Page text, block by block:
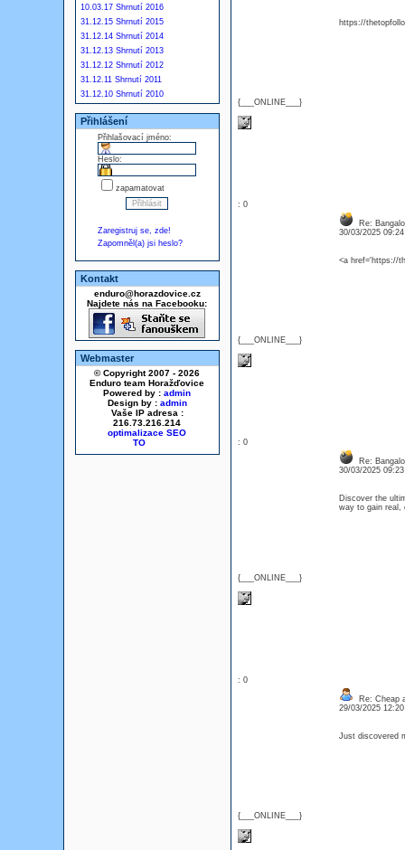
10.03.17 Shrnutí 2016
31.12.15 Shrnutí 2015
31.12.14 Shrnutí 2014
31.12.13 Shrnutí 2013
31.12.12 Shrnutí 2012
31.12.11 Shrnutí 2011
31.12.10 Shrnutí 2010
Přihlášení
Přihlašovací jméno:
Heslo:
zapamatovat
Zaregistruj se, zde!
Zapomněl(a) jsi heslo?
Kontakt
enduro@horazdovice.cz
Najdete nás na Facebooku:
Webmaster
© Copyright 2007 - 2026
Enduro team Horažďovice
Powered by : admin
Design by : admin
Vaše IP adresa :
216.73.216.214
optimalizace SEO
{___ONLINE___}
https://
: 0
{___ONLINE___}
Re:
30/03/2025
<a href='https://
: 0
{___ONLINE___}
Re:
30/03/2025
Discover the
way to gain real,
: 0
{___ONLINE___}
Re: Cheap
29/03/2025
Just discovered